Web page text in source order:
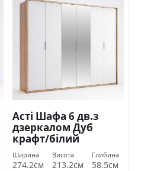
Асті Шафа 6 дв.з
дзеркалом Дуб
крафт/білий
глянець Міромарк
Ширина
274.2см
Висота
213.2см
Глибина
58.5см